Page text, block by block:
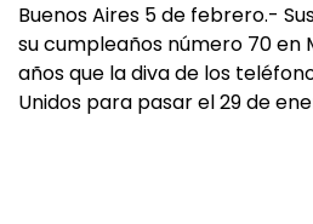
Buenos Aires 5 de febrero.-
su cumpleaños número 70 en
años que la diva de los
Unidos para pasar el 29 de